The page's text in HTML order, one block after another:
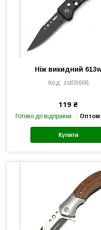
Ніж викидний
zst03606
119 ₴
Готово до відправки Оптом
Купити